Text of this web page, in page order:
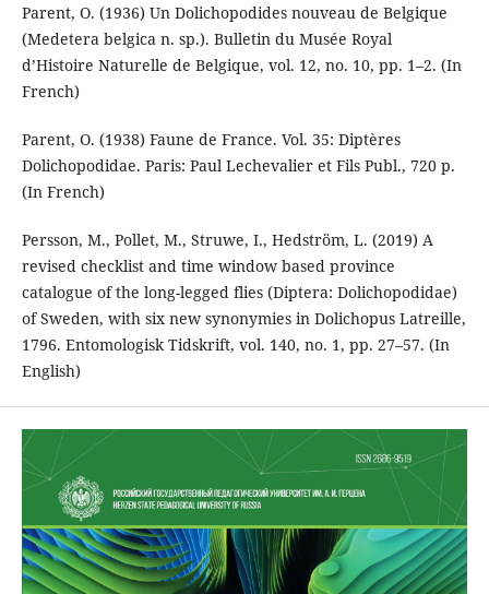
Parent, O. (1936) Un Dolichopodides nouveau de Belgique
(Medetera belgica n. sp.). Bulletin du Musée Royal
d’Histoire Naturelle de Belgique, vol. 12, no. 10, pp. 1–2. (In
French)
Parent, O. (1938) Faune de France. Vol. 35: Diptères
Dolichopodidae. Paris: Paul Lechevalier et Fils Publ., 720 p.
(In French)
Persson, M., Pollet, M., Struwe, I., Hedström, L. (2019) A
revised checklist and time window based province
catalogue of the long-legged flies (Diptera: Dolichopodidae)
of Sweden, with six new synonymies in Dolichopus Latreille,
1796. Entomologisk Tidskrift, vol. 140, no. 1, pp. 27–57. (In
English)